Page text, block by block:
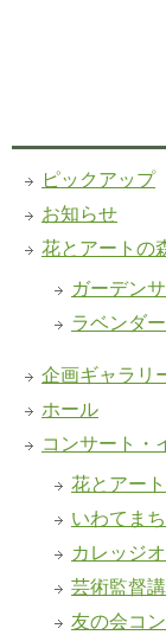
ピックアップ
お知らせ
花とアートの
ガーデン
ラベンダー
企画ギャラリ
ホール
コンサート・
花とアー
いわてま
カレッジ
芸術監督
友の会コ